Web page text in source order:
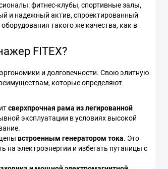
фитнес-клубы, спортивные залы,
и надежный актив, спроектированный
такого же качества, как в
FITEX?
и долговечности. Свою элитную
которые определяют
сверхпрочная рама из легированной
эксплуатации в условиях высокой
встроенным генератором тока. Это
на электроэнергии и избегать путаницы с